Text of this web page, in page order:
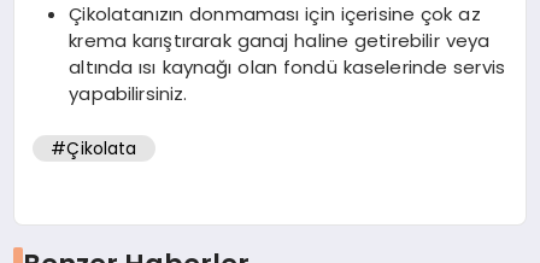
Çikolatanızın donmaması için içerisine çok az
krema karıştırarak ganaj haline getirebilir veya
altında ısı kaynağı olan fondü kaselerinde servis
yapabilirsiniz.
#Çikolata